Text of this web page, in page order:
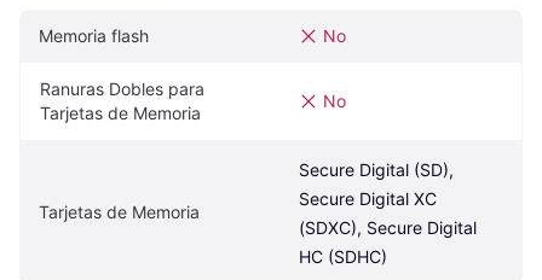
Memoria flash No
Ranuras Dobles para
Tarjetas de Memoria
No
Tarjetas de Memoria
Secure Digital (SD),
Secure Digital XC
(SDXC), Secure Digital
HC (SDHC)